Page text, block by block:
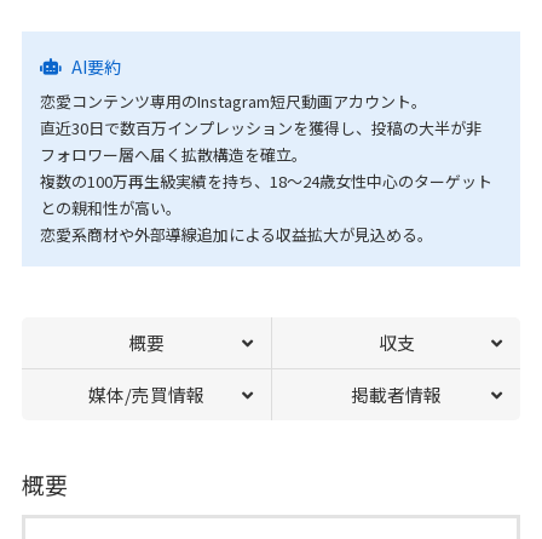
AI要約
恋愛コンテンツ専用のInstagram短尺動画アカウント。
直近30日で数百万インプレッションを獲得し、投稿の大半が非
フォロワー層へ届く拡散構造を確立。
複数の100万再生級実績を持ち、18〜24歳女性中心のターゲット
との親和性が高い。
恋愛系商材や外部導線追加による収益拡大が見込める。
概要 収支
媒体/売買情報 掲載者情報
概要